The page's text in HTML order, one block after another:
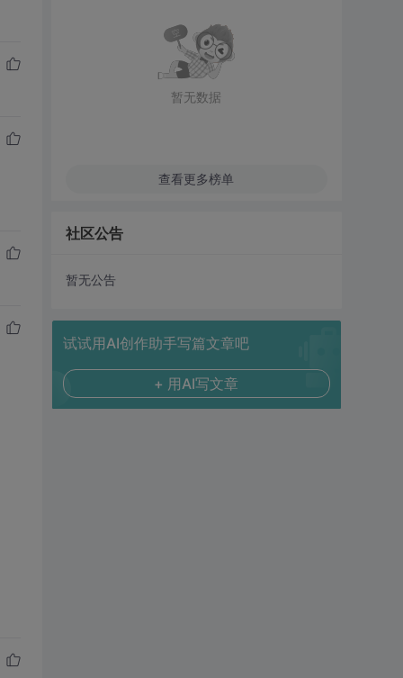
暂无数据
查看更多榜单
社区公告
暂无公告
试试用AI创作助手写篇文章吧
+ 用AI写文章